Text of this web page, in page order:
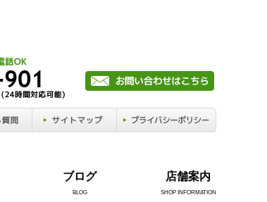
ブログ
BLOG
店舗案内
SHOP INFORMATION